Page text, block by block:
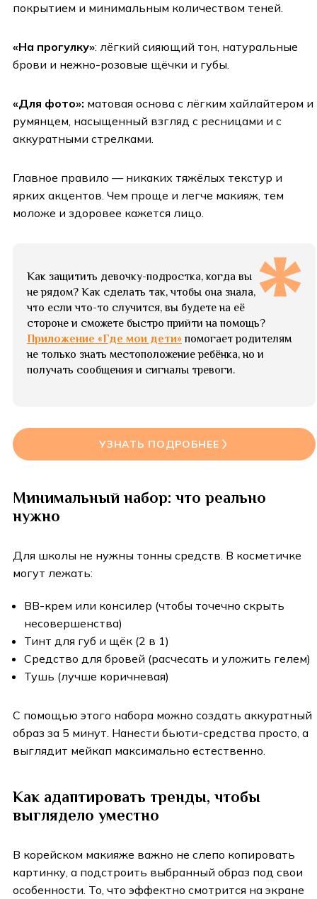
покрытием и минимальным количеством теней.
«На прогулку»: лёгкий сияющий тон, натуральные
брови и нежно-розовые щёчки и губы.
«Для фото»: матовая основа с лёгким хайлайтером и
румянцем, насыщенный взгляд с ресницами и с
аккуратными стрелками.
Главное правило — никаких тяжёлых текстур и
ярких акцентов. Чем проще и легче макияж, тем
моложе и здоровее кажется лицо.
Как защитить девочку-подростка, когда вы
не рядом? Как сделать так, чтобы она знала,
что если что-то случится, вы будете на её
стороне и сможете быстро прийти на помощь?
Приложение «Где мои дети» помогает родителям
не только знать местоположение ребёнка, но и
получать сообщения и сигналы тревоги.
УЗНАТЬ ПОДРОБНЕЕ
Минимальный набор: что реально
нужно
Для школы не нужны тонны средств. В косметичке
могут лежать:
ВВ-крем или консилер (чтобы точечно скрыть
несовершенства)
Тинт для губ и щёк (2 в 1)
Средство для бровей (расчесать и уложить гелем)
Тушь (лучше коричневая)
С помощью этого набора можно создать аккуратный
образ за 5 минут. Нанести бьюти-средства просто, а
выглядит мейкап максимально естественно.
Как адаптировать тренды, чтобы
выглядело уместно
В корейском макияже важно не слепо копировать
картинку, а подстроить выбранный образ под свои
особенности. То, что эффектно смотрится на экране